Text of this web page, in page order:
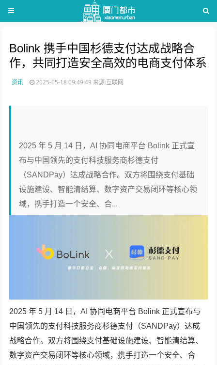
Bolink 携手中国杉德支付达成战略合
作，共同打造安全高效的电商支付体系
资讯 2025-05-18 09:49:49来源:互联网
2025 年 5 月 14 日，AI 协同电商平台 Bolink 正式宣
布与中国领先的支付科技服务商杉德支付
（SANDPay）达成战略合作。双方将围绕支付基础
设施建设、智能清结算、数字资产交易闭环等核心领
域，携手打造一个安全、合...
2025 年 5 月 14 日，AI 协同电商平台 Bolink 正式宣布与
中国领先的支付科技服务商杉德支付（SANDPay）达成
战略合作。双方将围绕支付基础设施建设、智能清结算、
数字资产交易闭环等核心领域，携手打造一个安全、合